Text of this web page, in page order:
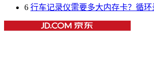
6 行车记录仪需要多大内存卡？循